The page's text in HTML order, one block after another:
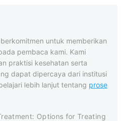
untuk memberikan
pembaca kami. Kami
praktisi kesehatan serta
dapat dipercaya dari institusi
lebih lanjut tentang prose
Options for Treating